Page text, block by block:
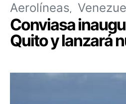
Aerolíneas
Conviasa
Quito y lanzará